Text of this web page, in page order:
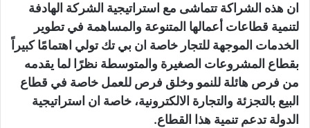
ان هذه الشراكة تتماشى مع استراتيجية الشركة الهادفة
لتنمية قطاعات أعمالها المتنوعة والمساهمة في تطوير
الخدمات الموجهة للتجار خاصة ان بي تك تولي اهتمامًا كبيراً
بقطاع المشروعات الصغيرة والمتوسطة نظرًا لما يقدمه
من فرص هائلة للنمو وخلق فرص للعمل خاصة في قطاع
البيع بالتجزئة والتجارة الالكترونية، خاصة ان استراتيجية
الدولة تدعم تنمية هذا القطاع.